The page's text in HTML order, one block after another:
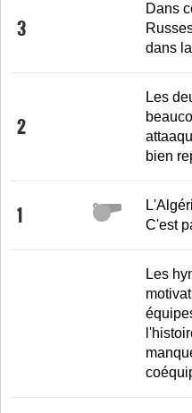
3
Dans
dans
2
Les
bien
1
C'est
Les